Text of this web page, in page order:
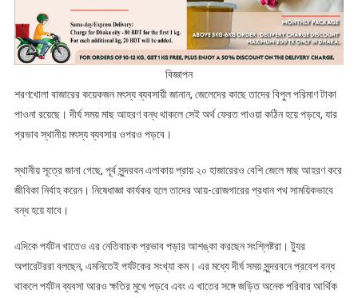
বিজ্ঞাপন
শরণখোলা বাজারের কয়েকজন মৎস্য ব্যবসায়ী জানান, জেলেদের কাছে তাদের বিপুল পরিমাণ টাকা
পাওনা রয়েছে। দীর্ঘ সময় মাছ আহরণ বন্ধ থাকলে সেই অর্থ ফেরত পাওয়া কঠিন হয়ে পড়বে, যার
প্রভাব স্থানীয় মৎস্য ব্যবসার ওপরও পড়বে।
স্থানীয় সূত্রে জানা গেছে, পূর্ব সুন্দরবন এলাকায় প্রায় ২০ হাজারেরও বেশি জেলে মাছ আহরণ করে
জীবিকা নির্বাহ করেন। নিষেধাজ্ঞা কার্যকর হলে তাদের আয়-রোজগারের প্রধান পথ সাময়িকভাবে
বন্ধ হয়ে যাবে।
এদিকে পর্যটন খাতেও এর নেতিবাচক প্রভাব পড়ার আশঙ্কা করছেন সংশ্লিষ্টরা। ট্যুর
অপারেটররা বলছেন, এমনিতেই পর্যটকের সংখ্যা কম। এর মধ্যে দীর্ঘ সময় সুন্দরবনে প্রবেশ বন্ধ
থাকলে পর্যটন ব্যবসা আরও ক্ষতির মুখে পড়বে এবং এ খাতের সঙ্গে জড়িত অনেক পরিবার আর্থিক